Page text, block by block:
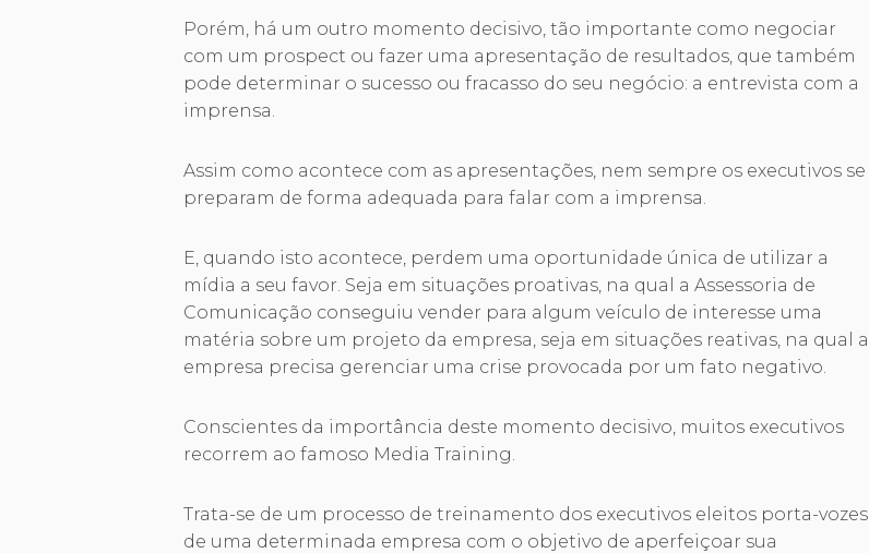
Porém, há um outro momento decisivo, tão importante como negociar
com um prospect ou fazer uma apresentação de resultados, que também
pode determinar o sucesso ou fracasso do seu negócio: a entrevista com a
imprensa.
Assim como acontece com as apresentações, nem sempre os executivos se
preparam de forma adequada para falar com a imprensa.
E, quando isto acontece, perdem uma oportunidade única de utilizar a
mídia a seu favor. Seja em situações proativas, na qual a Assessoria de
Comunicação conseguiu vender para algum veículo de interesse uma
matéria sobre um projeto da empresa, seja em situações reativas, na qual a
empresa precisa gerenciar uma crise provocada por um fato negativo.
Conscientes da importância deste momento decisivo, muitos executivos
recorrem ao famoso Media Training.
Trata-se de um processo de treinamento dos executivos eleitos porta-vozes
de uma determinada empresa com o objetivo de aperfeiçoar sua